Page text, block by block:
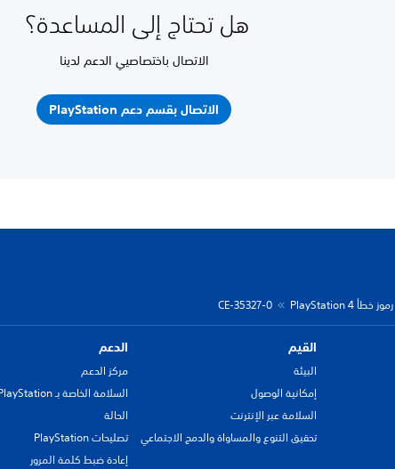
هل تحتاج إلى المساعدة؟
الاتصال باختصاصيي الدعم لدينا
الاتصال بقسم دعم PlayStation
رموز خطأ PlayStation 4 CE-35327-0
القيم
البيئة
إمكانية الوصول
السلامة عبر الإنترنت
تحقيق التنوع والمساواة والدمج الاجتماعي
الدعم
مركز الدعم
السلامة الخاصة بـ PlayStation
الحالة
تصليحات PlayStation
إعادة ضبط كلمة المرور